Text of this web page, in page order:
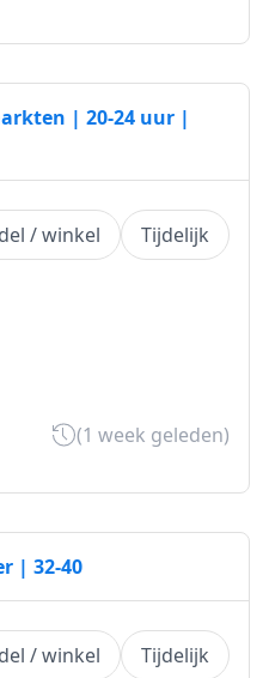
| 20-24 uur |
/ winkel
Tijdelijk
(1 week geleden)
| 32-40
/ winkel
Tijdelijk